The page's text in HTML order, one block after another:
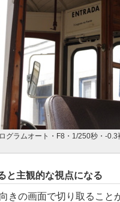
グラムオート・F8・1/250秒・-
と主観的な視点になる
きの画面で切り取ること